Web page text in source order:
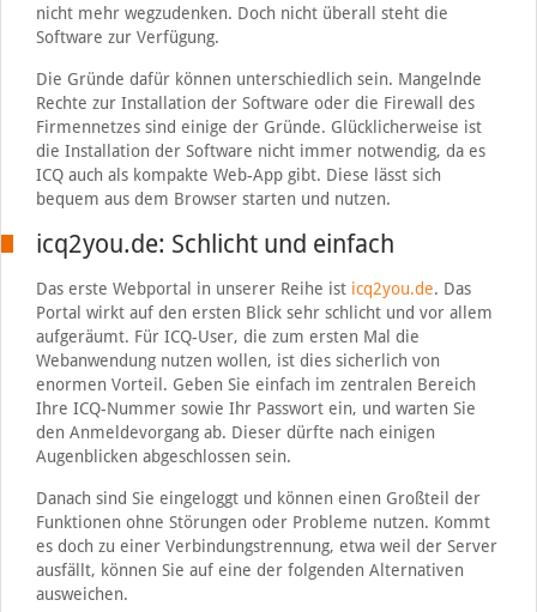
nicht mehr wegzudenken. Doch nicht überall steht die
Software zur Verfügung.
Die Gründe dafür können unterschiedlich sein. Mangelnde
Rechte zur Installation der Software oder die Firewall des
Firmennetzes sind einige der Gründe. Glücklicherweise ist
die Installation der Software nicht immer notwendig, da es
ICQ auch als kompakte Web-App gibt. Diese lässt sich
bequem aus dem Browser starten und nutzen.
icq2you.de: Schlicht und einfach
Das erste Webportal in unserer Reihe ist icq2you.de. Das
Portal wirkt auf den ersten Blick sehr schlicht und vor allem
aufgeräumt. Für ICQ-User, die zum ersten Mal die
Webanwendung nutzen wollen, ist dies sicherlich von
enormen Vorteil. Geben Sie einfach im zentralen Bereich
Ihre ICQ-Nummer sowie Ihr Passwort ein, und warten Sie
den Anmeldevorgang ab. Dieser dürfte nach einigen
Augenblicken abgeschlossen sein.
Danach sind Sie eingeloggt und können einen Großteil der
Funktionen ohne Störungen oder Probleme nutzen. Kommt
es doch zu einer Verbindungstrennung, etwa weil der Server
ausfällt, können Sie auf eine der folgenden Alternativen
ausweichen.